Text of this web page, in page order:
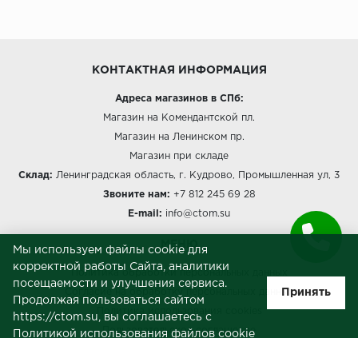
КОНТАКТНАЯ ИНФОРМАЦИЯ
Адреса магазинов в СПб:
Магазин на Комендантской пл.
Магазин на Ленинском пр.
Магазин при складе
Склад: Ленинградская область, г. Кудрово, Промышленная ул, 3
Звоните нам: +7 812 245 69 28
E-mail: info@ctom.su
МЕНЮ
Политика обработки персональных данных
Согласие на обработку персональных данных
Пользовательское соглашение
Мы используем файлы cookie для
корректной работы Сайта, аналитики
посещаемости и улучшения сервиса.
Продолжая пользоваться сайтом
https://ctom.su, вы соглашаетесь с
Политикой использования файлов cookie
Принять